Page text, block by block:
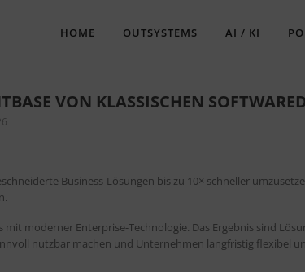
HOME OUTSYSTEMS AI / KI
VON KLASSISCHEN
Business-Lösungen bis zu 10× schneller
moderner Enterprise-Technologie. Das Ergebnis sind
nutzbar machen und Unternehmen langfristig flexibel